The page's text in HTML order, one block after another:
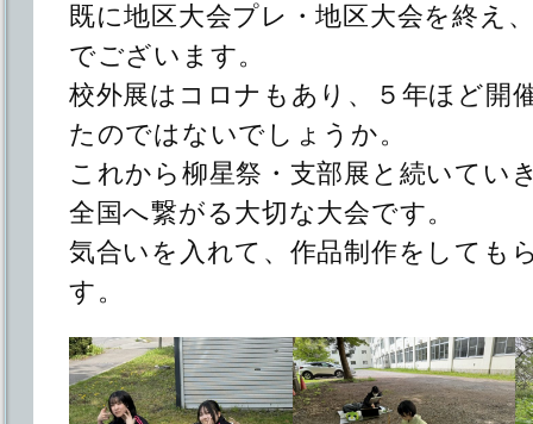
既に地区大会プレ・地区大会を終え
でございます。
校外展はコロナもあり、５年ほど開
たのではないでしょうか。
これから柳星祭・支部展と続いてい
全国へ繋がる大切な大会です。
気合いを入れて、作品制作をしても
す。